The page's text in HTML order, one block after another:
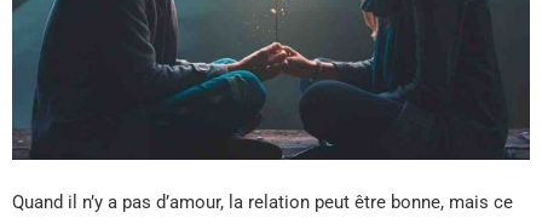
Quand il n’y a pas d’amour, la relation peut être bonne, mais ce